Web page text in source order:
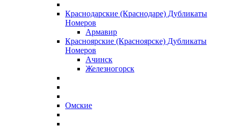
Краснодарские (Краснодаре) Дубликаты
Номеров
Армавир
Красноярские (Красноярске) Дубликаты
Номеров
Ачинск
Железногорск
Омские